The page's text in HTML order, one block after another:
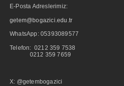
E-Posta Adreslerimiz:
getem@bogazici.edu.tr
WhatsApp: 05393089577
Telefon: 0212 359 7538
0212 359 7659
X: @getembogazici